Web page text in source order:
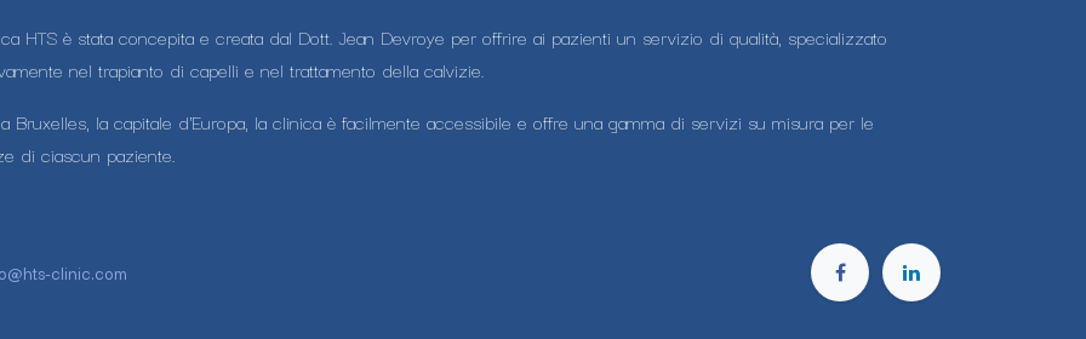
HTS è stata concepita e creata dal Dott. Jean Devroye per offrire ai pazienti un servizio di qualità, specializzato
nel trapianto di capelli e nel trattamento della calvizie.
Bruxelles, la capitale d'Europa, la clinica è facilmente accessibile e offre una gamma di servizi su misura per le
di ciascun paziente.
clinic.com